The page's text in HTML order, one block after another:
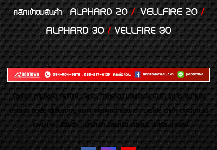
คลิกเข้าชมสินค้า ALPHARD 20/VELLFIRE 20/
ALPHARD 30/VELLFIRE 30
ของเเต่ง Alphard Vellfire Lexus Majesty ของเเต่งรถนำเข้า อุปกรณ์ตกแต่ง
ของแต่ง ชุดล้อ ผู้เชี่ยวชาญเฉพาะทางรถยนต์ อัลพาร์ด เวลไฟร์ นำเข้า ประดับยนต์
TOYOTA ( โตโยต้า ) รถนำเข้า อัลพาร์ด เวลไฟร์ เลกซัส มาเจสตี้